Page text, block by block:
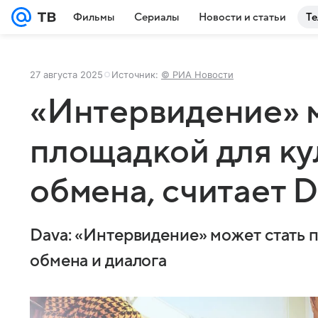
Фильмы Сериалы Новости и статьи
27 августа 2025 Источник: © РИА Новости
«Интервидение»
площадкой для
обмена, считает
Dava: «Интервидение» может стать
обмена и диалога